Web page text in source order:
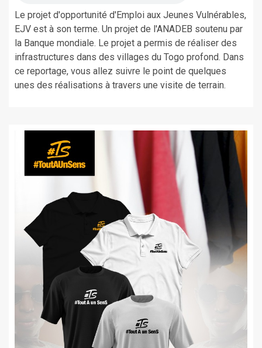
Le projet d'opportunité d'Emploi aux Jeunes Vulnérables,
EJV est à son terme. Un projet de l'ANADEB soutenu par
la Banque mondiale. Le projet a permis de réaliser des
infrastructures dans des villages du Togo profond. Dans
ce reportage, vous allez suivre le point de quelques
unes des réalisations à travers une visite de terrain.